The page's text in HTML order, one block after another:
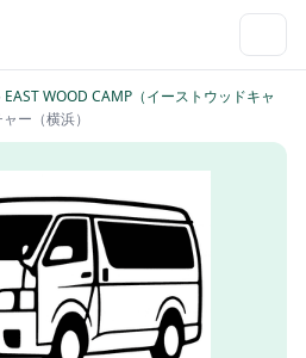
EAST WOOD CAMP（イーストウッドキャ
ー（横浜）